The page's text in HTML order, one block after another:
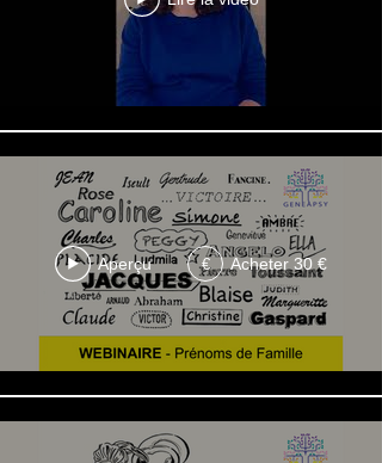
Aperçu € Acheter 30 €